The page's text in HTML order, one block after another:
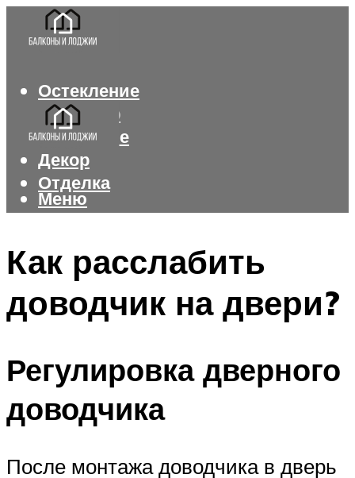
Остекление
Интерьер
Утепление
Декор
Отделка
Меню
Как расслабить
доводчик на двери?
Регулировка дверного
доводчика
После монтажа доводчика в дверь